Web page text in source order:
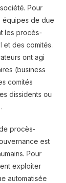
Pour
équipes de due
les procès-
et des comités.
ont agi
(business
comités
dissidents ou
procès-
est
Pour
exploiter
automatisée